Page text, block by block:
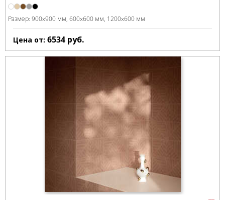
Размер: 900x900 мм 600x600 мм 1200x600 мм
Цена от: 6534 руб.